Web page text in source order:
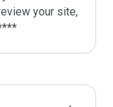
your site,